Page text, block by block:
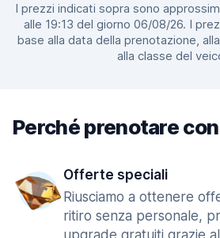
I prezzi indicati sopra sono
alle 19:13 del giorno 06/08/26. I
base alla data della prenotazione,
alla classe del
Perché prenotare
Offerte speciali
Riusciamo a ottenere
ritiro senza personale,
upgrade gratuiti grazie